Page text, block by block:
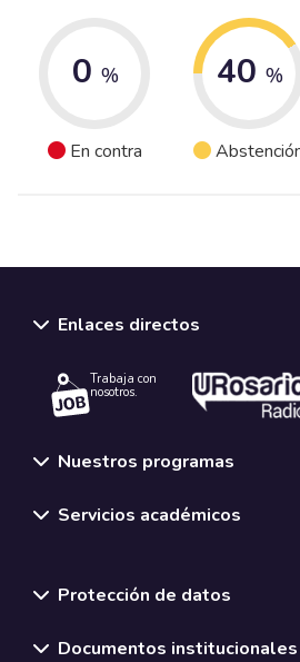
0 %
En contra
40 %
Enlaces directos
Trabaja con
nosotros.
Nuestros programas
Servicios académicos
Protección de datos
Documentos